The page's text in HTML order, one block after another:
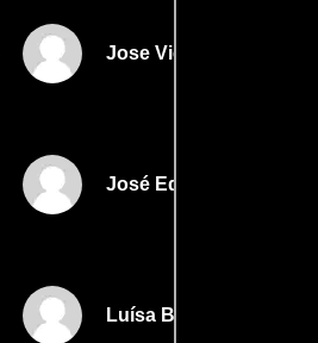
Jose Vicente
José Eduardo
Luísa Barbosa